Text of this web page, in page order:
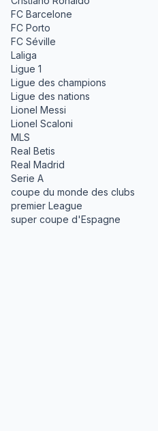
FC Barcelone
FC Porto
FC Séville
Laliga
Ligue 1
Ligue des champions
Ligue des nations
Lionel Messi
Lionel Scaloni
MLS
Real Betis
Real Madrid
Serie A
coupe du monde des clubs
premier League
super coupe d'Espagne